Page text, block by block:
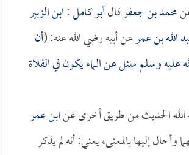
محمد بن جعفرقالأبو كامل:ابن الزبير
الله بن عمرعن أبيه رضي الله عنه: (أن
عليه وسلم سئل عن الماء يكون في الفلاة
الله الحديث من طريق أخرى عنابن عمر
وأحال إليها بالمعنى، يعني: أنه لم يذكر